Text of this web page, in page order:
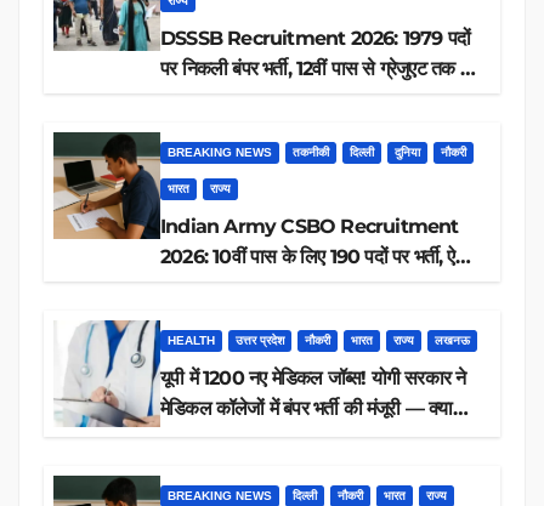
DSSSB Recruitment 2026: 1979 पदों
पर निकली बंपर भर्ती, 12वीं पास से ग्रेजुएट तक करें
BREAKING NEWS तकनीकी दिल्ली दुनिया नौकरी
भारत राज्य
Indian Army CSBO Recruitment
2026: 10वीं पास के लिए 190 पदों पर भर्ती, ऐसे
HEALTH उत्तर प्रदेश नौकरी भारत राज्य लखनऊ
यूपी में 1200 नए मेडिकल जॉब्स! योगी सरकार ने
मेडिकल कॉलेजों में बंपर भर्ती की मंजूरी — क्या
BREAKING NEWS दिल्ली नौकरी भारत राज्य